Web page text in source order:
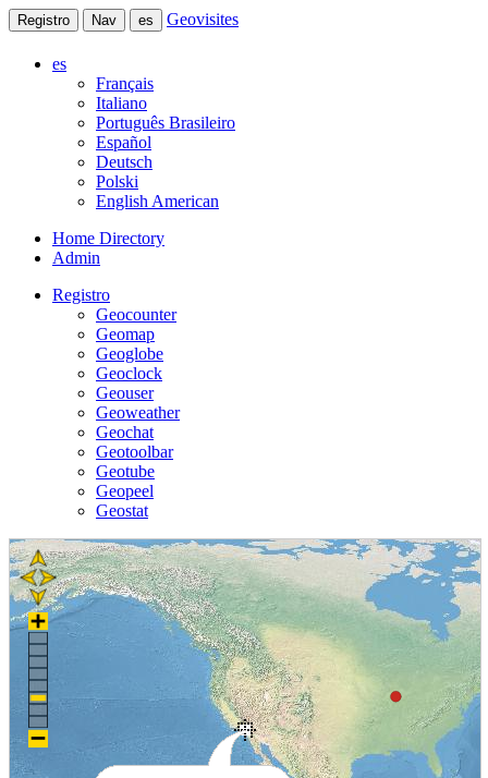
Registro Nav es Geovisites
es
Français
Italiano
Português Brasileiro
Español
Deutsch
Polski
English American
Home Directory
Admin
Registro
Geocounter
Geomap
Geoglobe
Geoclock
Geouser
Geoweather
Geochat
Geotoolbar
Geotube
Geopeel
Geostat